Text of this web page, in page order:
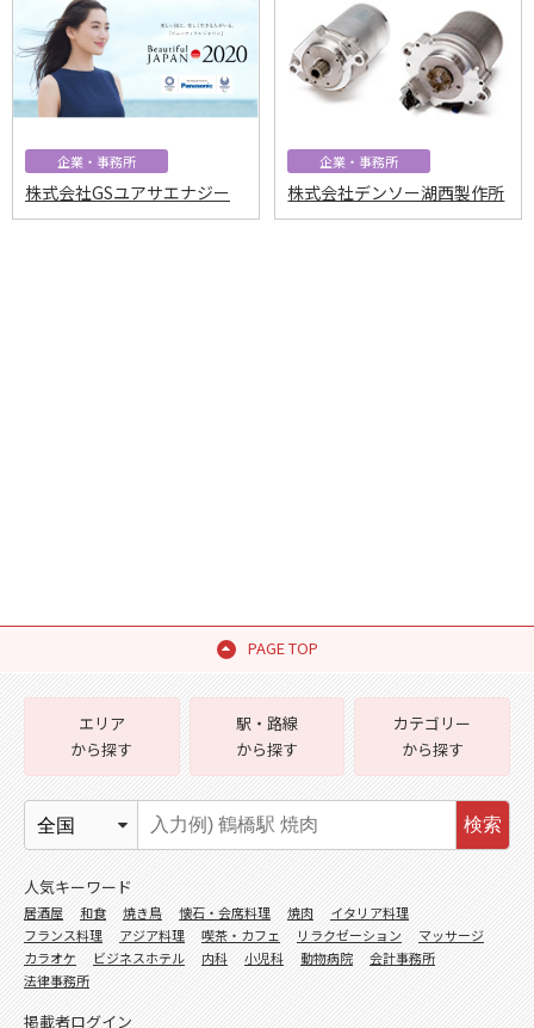
企業・事務所
株式会社GSユアサエナジー
企業・事務所
株式会社デンソー湖西製作所
PAGE TOP
エリア
から探す
駅・路線
から探す
カテゴリー
から探す
検索
人気キーワード
居酒屋 和食 焼き鳥 懐石・会席料理 焼肉
イタリア料理
フランス料理
アジア料理 喫茶・カフェ リラクゼーション
マッサージ
カラオケ
ビジネスホテル 内科 小児科 動物病院
会計事務所
法律事務所
掲載者ログイン